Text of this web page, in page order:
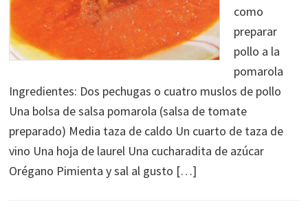
como
preparar
pollo a la
pomarola
Ingredientes: Dos pechugas o cuatro muslos de pollo
Una bolsa de salsa pomarola (salsa de tomate
preparado) Media taza de caldo Un cuarto de taza de
vino Una hoja de laurel Una cucharadita de azúcar
Orégano Pimienta y sal al gusto […]